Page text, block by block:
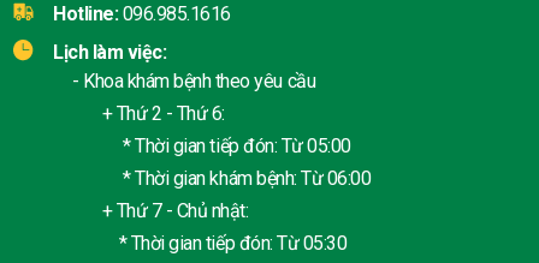
Hotline: 096.985.1616
Lịch làm việc:
- Khoa khám bệnh theo yêu cầu
+ Thứ 2 - Thứ 6:
* Thời gian tiếp đón: Từ 05:00
* Thời gian khám bệnh: Từ 06:00
+ Thứ 7 - Chủ nhật:
* Thời gian tiếp đón: Từ 05:30